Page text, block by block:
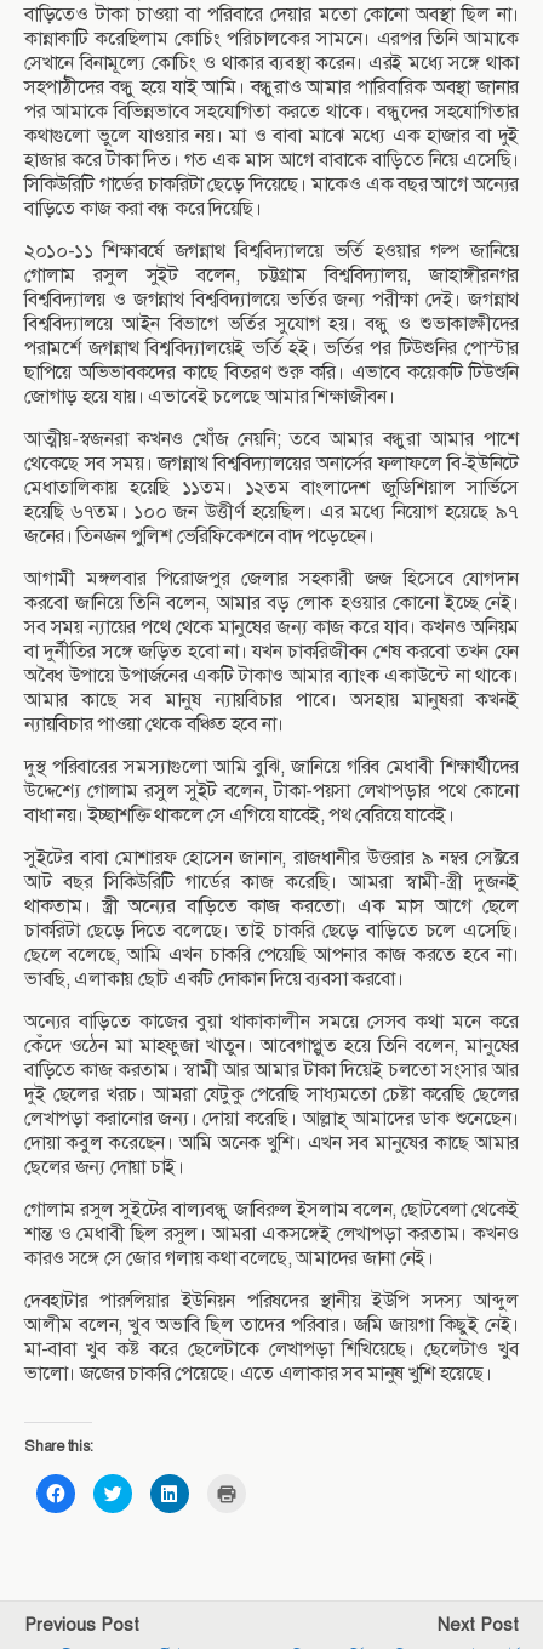
বাড়িতেও টাকা চাওয়া বা পরিবারে দেয়ার মতো কোনো অবস্থা ছিল না।
কান্নাকাটি করেছিলাম কোচিং পরিচালকের সামনে। এরপর তিনি আমাকে
সেখানে বিনামূল্যে কোচিং ও থাকার ব্যবস্থা করেন। এরই মধ্যে সঙ্গে থাকা
সহপাঠীদের বন্ধু হয়ে যাই আমি। বন্ধুরাও আমার পারিবারিক অবস্থা জানার
পর আমাকে বিভিন্নভাবে সহযোগিতা করতে থাকে। বন্ধুদের সহযোগিতার
কথাগুলো ভুলে যাওয়ার নয়। মা ও বাবা মাঝে মধ্যে এক হাজার বা দুই
হাজার করে টাকা দিত। গত এক মাস আগে বাবাকে বাড়িতে নিয়ে এসেছি।
সিকিউরিটি গার্ডের চাকরিটা ছেড়ে দিয়েছে। মাকেও এক বছর আগে অন্যের
বাড়িতে কাজ করা বন্ধ করে দিয়েছি।
২০১০-১১ শিক্ষাবর্ষে জগন্নাথ বিশ্ববিদ্যালয়ে ভর্তি হওয়ার গল্প জানিয়ে
গোলাম রসুল সুইট বলেন, চট্টগ্রাম বিশ্ববিদ্যালয়, জাহাঙ্গীরনগর
বিশ্ববিদ্যালয় ও জগন্নাথ বিশ্ববিদ্যালয়ে ভর্তির জন্য পরীক্ষা দেই। জগন্নাথ
বিশ্ববিদ্যালয়ে আইন বিভাগে ভর্তির সুযোগ হয়। বন্ধু ও শুভাকাঙ্ক্ষীদের
পরামর্শে জগন্নাথ বিশ্ববিদ্যালয়েই ভর্তি হই। ভর্তির পর টিউশুনির পোস্টার
ছাপিয়ে অভিভাবকদের কাছে বিতরণ শুরু করি। এভাবে কয়েকটি টিউশুনি
জোগাড় হয়ে যায়। এভাবেই চলেছে আমার শিক্ষাজীবন।
আত্মীয়-স্বজনরা কখনও খোঁজ নেয়নি; তবে আমার বন্ধুরা আমার পাশে
থেকেছে সব সময়। জগন্নাথ বিশ্ববিদ্যালয়ের অনার্সের ফলাফলে বি-ইউনিটে
মেধাতালিকায় হয়েছি ১১তম। ১২তম বাংলাদেশ জুডিশিয়াল সার্ভিসে
হয়েছি ৬৭তম। ১০০ জন উত্তীর্ণ হয়েছিল। এর মধ্যে নিয়োগ হয়েছে ৯৭
জনের। তিনজন পুলিশ ভেরিফিকেশনে বাদ পড়েছেন।
আগামী মঙ্গলবার পিরোজপুর জেলার সহকারী জজ হিসেবে যোগদান
করবো জানিয়ে তিনি বলেন, আমার বড় লোক হওয়ার কোনো ইচ্ছে নেই।
সব সময় ন্যায়ের পথে থেকে মানুষের জন্য কাজ করে যাব। কখনও অনিয়ম
বা দুর্নীতির সঙ্গে জড়িত হবো না। যখন চাকরিজীবন শেষ করবো তখন যেন
অবৈধ উপায়ে উপার্জনের একটি টাকাও আমার ব্যাংক একাউন্টে না থাকে।
আমার কাছে সব মানুষ ন্যায়বিচার পাবে। অসহায় মানুষরা কখনই
ন্যায়বিচার পাওয়া থেকে বঞ্চিত হবে না।
দুস্থ পরিবারের সমস্যাগুলো আমি বুঝি, জানিয়ে গরিব মেধাবী শিক্ষার্থীদের
উদ্দেশ্যে গোলাম রসুল সুইট বলেন, টাকা-পয়সা লেখাপড়ার পথে কোনো
বাধা নয়। ইচ্ছাশক্তি থাকলে সে এগিয়ে যাবেই, পথ বেরিয়ে যাবেই।
সুইটের বাবা মোশারফ হোসেন জানান, রাজধানীর উত্তরার ৯ নম্বর সেক্টরে
আট বছর সিকিউরিটি গার্ডের কাজ করেছি। আমরা স্বামী-স্ত্রী দুজনই
থাকতাম। স্ত্রী অন্যের বাড়িতে কাজ করতো। এক মাস আগে ছেলে
চাকরিটা ছেড়ে দিতে বলেছে। তাই চাকরি ছেড়ে বাড়িতে চলে এসেছি।
ছেলে বলেছে, আমি এখন চাকরি পেয়েছি আপনার কাজ করতে হবে না।
ভাবছি, এলাকায় ছোট একটি দোকান দিয়ে ব্যবসা করবো।
অন্যের বাড়িতে কাজের বুয়া থাকাকালীন সময়ে সেসব কথা মনে করে
কেঁদে ওঠেন মা মাহফুজা খাতুন। আবেগাপ্লুত হয়ে তিনি বলেন, মানুষের
বাড়িতে কাজ করতাম। স্বামী আর আমার টাকা দিয়েই চলতো সংসার আর
দুই ছেলের খরচ। আমরা যেটুকু পেরেছি সাধ্যমতো চেষ্টা করেছি ছেলের
লেখাপড়া করানোর জন্য। দোয়া করেছি। আল্লাহ্ আমাদের ডাক শুনেছেন।
দোয়া কবুল করেছেন। আমি অনেক খুশি। এখন সব মানুষের কাছে আমার
ছেলের জন্য দোয়া চাই।
গোলাম রসুল সুইটের বাল্যবন্ধু জাবিরুল ইসলাম বলেন, ছোটবেলা থেকেই
শান্ত ও মেধাবী ছিল রসুল। আমরা একসঙ্গেই লেখাপড়া করতাম। কখনও
কারও সঙ্গে সে জোর গলায় কথা বলেছে, আমাদের জানা নেই।
দেবহাটার পারুলিয়ার ইউনিয়ন পরিষদের স্থানীয় ইউপি সদস্য আব্দুল
আলীম বলেন, খুব অভাবি ছিল তাদের পরিবার। জমি জায়গা কিছুই নেই।
মা-বাবা খুব কষ্ট করে ছেলেটাকে লেখাপড়া শিখিয়েছে। ছেলেটাও খুব
ভালো। জজের চাকরি পেয়েছে। এতে এলাকার সব মানুষ খুশি হয়েছে।
Share this:
C
l
h
a
r
C
l
h
a
r
C
l
h r
Previous Post
Next Post